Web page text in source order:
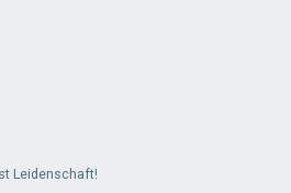
Leidenschaft!